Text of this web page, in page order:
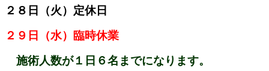
２８日（火）定休日
２９ 日（水）臨時休業
施術人数が１日６名までになります。